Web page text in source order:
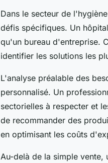
Dans le secteur de
défis spécifiques. Un
qu'un bureau d'entreprise.
identifier les solutions les
L'analyse préalable des
personnalisé. Un
sectorielles à respecter et
de recommander des
en optimisant les coûts
Au-delà de la simple vente,